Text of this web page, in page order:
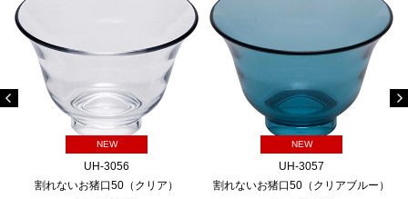
NEW
UH-3056
割れないお猪口50（クリア）
NEW
UH-3057
割れないお猪口50（クリアブルー）